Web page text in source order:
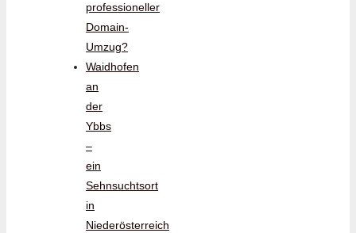
professioneller
Domain-
Umzug?
Waidhofen
an
der
Ybbs
–
ein
Sehnsuchtsort
in
Niederösterreich